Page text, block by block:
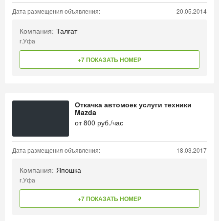
Дата размещения объявления: 20.05.2014
Компания: Талгат
г.Уфа
+7 ПОКАЗАТЬ НОМЕР
Откачка автомоек услуги техники
Mazda
от800 руб./час
Дата размещения объявления: 18.03.2017
Компания: Япошка
г.Уфа
+7 ПОКАЗАТЬ НОМЕР